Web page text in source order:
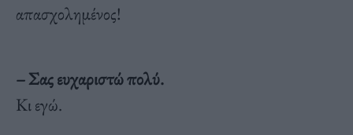
απασχολημένος!
– Σας ευχαριστώ πολύ.
Κι εγώ.